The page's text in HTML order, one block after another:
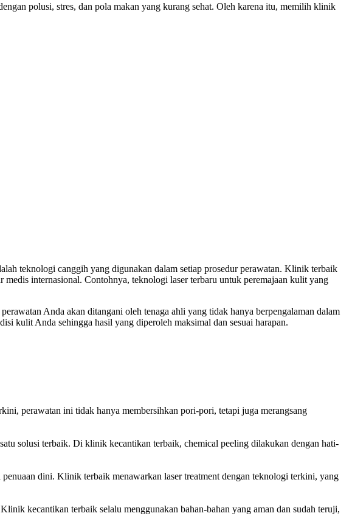
polusi, stres, dan pola makan yang kurang sehat. Oleh karena itu, memilih klinik
teknologi canggih yang digunakan dalam setiap prosedur perawatan. Klinik terbaik
internasional. Contohnya, teknologi laser terbaru untuk peremajaan kulit yang
Anda akan ditangani oleh tenaga ahli yang tidak hanya berpengalaman dalam
kulit Anda sehingga hasil yang diperoleh maksimal dan sesuai harapan.
perawatan ini tidak hanya membersihkan pori-pori, tetapi juga merangsang
solusi terbaik. Di klinik kecantikan terbaik, chemical peeling dilakukan dengan hati-
dini. Klinik terbaik menawarkan laser treatment dengan teknologi terkini, yang
kecantikan terbaik selalu menggunakan bahan-bahan yang aman dan sudah teruji,